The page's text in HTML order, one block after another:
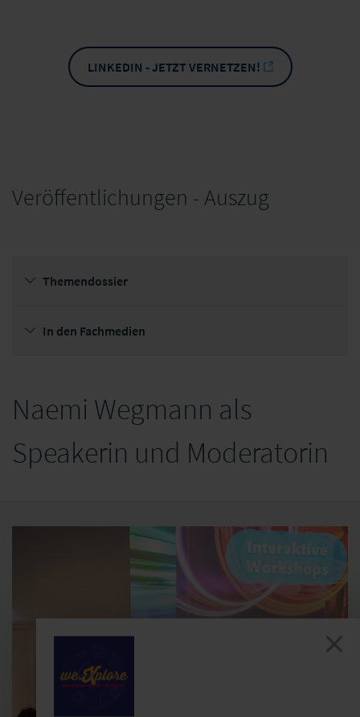
LINKEDIN - JETZT VERNETZEN!
Veröffentlichungen - Auszug
Themendossier
In den Fachmedien
Naemi Wegmann als
Speakerin und Moderatorin